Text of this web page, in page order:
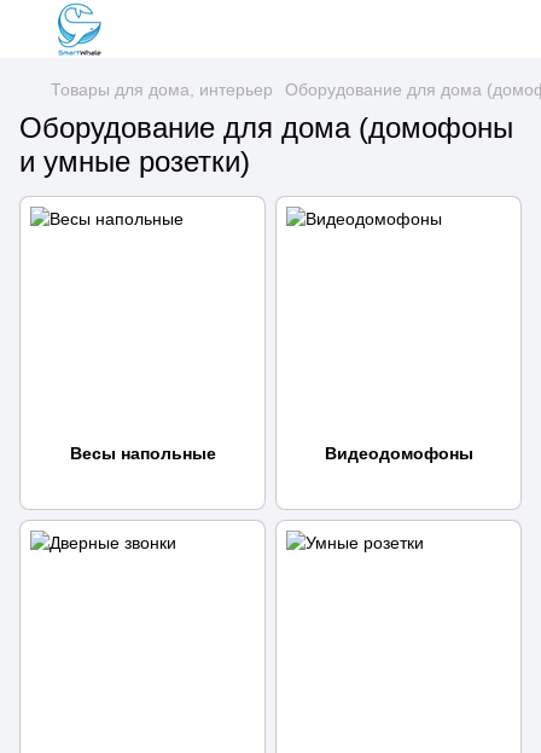
Товары для дома, интерьер Оборудование для дома
Оборудование для дома (домофоны
и умные розетки)
Весы напольные Видеодомофоны